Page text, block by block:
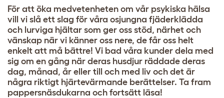
För att öka medvetenheten om vår psykiska hälsa
vill vi slå ett slag för våra osjungna fjäderklädda
och lurviga hjältar som ger oss stöd, närhet och
vänskap när vi känner oss nere, de får oss helt
enkelt att må bättre! Vi bad våra kunder dela med
sig om en gång när deras husdjur räddade deras
dag, månad, år eller till och med liv och det är
några riktigt hjärtevärmande berättelser. Ta fram
pappersnäsdukarna och fortsätt läsa!